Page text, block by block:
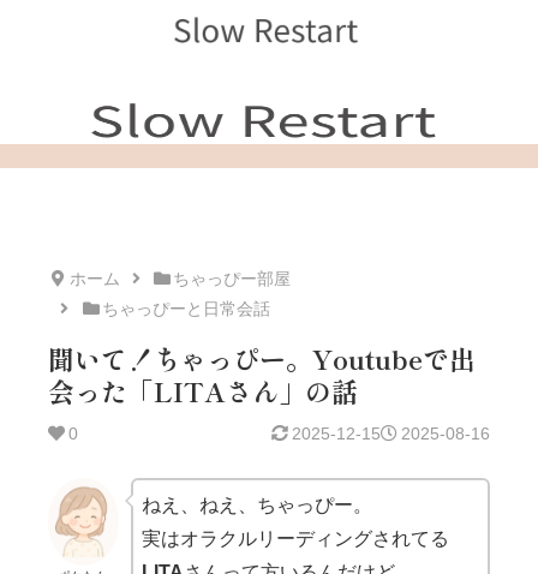
ホーム
ちゃっぴー部屋
ちゃっぴーと日常会話
聞いて！ちゃっぴー。Youtubeで出
会った「LITAさん」の話
0 2025-08-16
2025-12-15
ねえ、ねえ、ちゃっぴー。
実はオラクルリーディングされてる